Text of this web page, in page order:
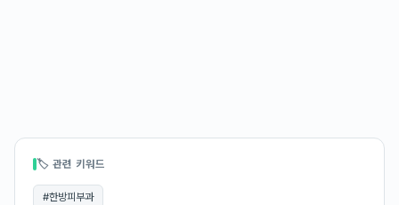
🏷 관련 키워드
#한방피부과